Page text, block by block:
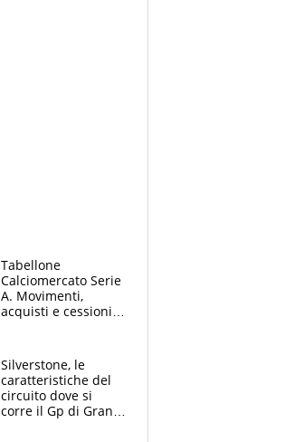
Tabellone
Calciomercato Serie
A. Movimenti,
acquisti e cessioni:
Silverstone, le
caratteristiche del
circuito dove si
corre il Gp di Gran